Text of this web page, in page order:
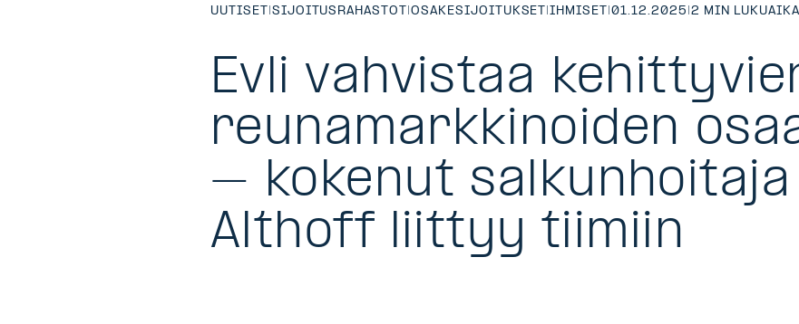
UUTISET |SIJOITUSRAHASTOT |OSAKESIJOITUKSET |IHMISET |01.12.2025 |2 MIN LUKUAIKA
Evli vahvistaa
reunamarkkinoiden
– kokenut
Althoff liittyy tiimiin